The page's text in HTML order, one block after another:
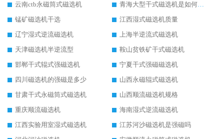
云南ctb永磁筒式磁选机
青海大型干式磁选机是如何选矿的
锰矿磁选机干选
江西湿式磁选机质量
辽宁湿式逆流磁选机
上海半逆流式磁选机
天津磁选机半逆流型
鞍山贫铁矿干式磁选机
邯郸干式辊式强磁选机
宁夏干式强磁磁选机
四川磁选机的强磁是多少
山西永磁辊式磁选机
甘肃干式永磁筒式磁选机
山西顺流磁选机规格
重庆顺流磁选机
海南湿式逆流磁选机
江西实验用室湿式磁选机
江苏河沙磁选机是强磁吗